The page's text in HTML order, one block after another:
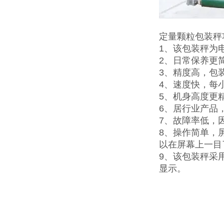
定量颗粒包装
1、该包装秤为
2、日常保养更
3、精度高，包
4、速度快，每
5、机身高度更
6、居行业产品
7、故障率低，
8、操作简单，
以在屏幕上一
9、该包装秤采
显示。